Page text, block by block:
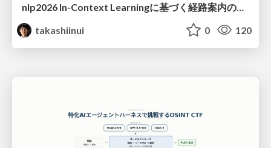
takashiinui
0 120